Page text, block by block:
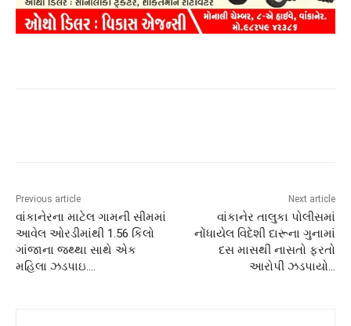
Previous article
વાંકાનેરના માટેલ ગામની સીમમાં
આવેલ ઓરડીમાંથી 1.56 કિલો
ગાંજાના જથ્થા સાથે એક
મહિલા ઝડપાઇ….
Next article
વાંકાનેર તાલુકા પોલીસમાં
નોંધાયેલ વિદેશી દારૂના ગુનામાં
દસ માસથી નાસતો ફરતો
આરોપી ઝડપાયો…